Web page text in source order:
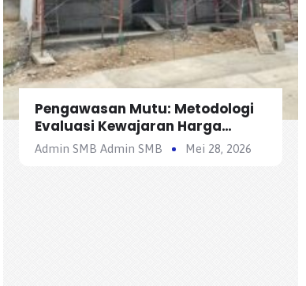
Pengawasan Mutu: Metodologi
Evaluasi Kewajaran Harga
Satuan Penawaran Kontraktor
Admin SMB Admin SMB Mei 28, 2026